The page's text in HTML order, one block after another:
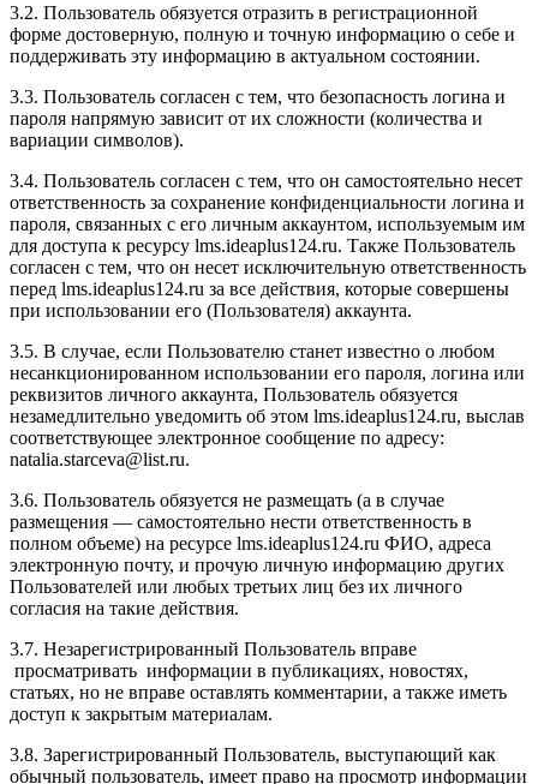
3.2. Пользователь обязуется отразить в регистрационной
форме достоверную, полную и точную информацию о себе и
поддерживать эту информацию в актуальном состоянии.
3.3. Пользователь согласен с тем, что безопасность логина и
пароля напрямую зависит от их сложности (количества и
вариации символов).
3.4. Пользователь согласен с тем, что он самостоятельно несет
ответственность за сохранение конфиденциальности логина и
пароля, связанных с его личным аккаунтом, используемым им
для доступа к ресурсу lms.ideaplus124.ru. Также Пользователь
согласен с тем, что он несет исключительную ответственность
перед lms.ideaplus124.ru за все действия, которые совершены
при использовании его (Пользователя) аккаунта.
3.5. В случае, если Пользователю станет известно о любом
несанкционированном использовании его пароля, логина или
реквизитов личного аккаунта, Пользователь обязуется
незамедлительно уведомить об этом lms.ideaplus124.ru, выслав
соответствующее электронное сообщение по адресу:
natalia.starceva@list.ru.
3.6. Пользователь обязуется не размещать (а в случае
размещения — самостоятельно нести ответственность в
полном объеме) на ресурсе lms.ideaplus124.ru ФИО, адреса
электронную почту, и прочую личную информацию других
Пользователей или любых третьих лиц без их личного
согласия на такие действия.
3.7. Незарегистрированный Пользователь вправе
просматривать информации в публикациях, новостях,
статьях, но не вправе оставлять комментарии, а также иметь
доступ к закрытым материалам.
3.8. Зарегистрированный Пользователь, выступающий как
обычный пользователь, имеет право на просмотр информации